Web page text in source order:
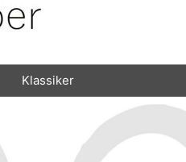
Klassiker